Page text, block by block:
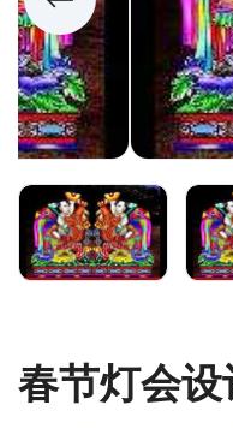
春节灯会设